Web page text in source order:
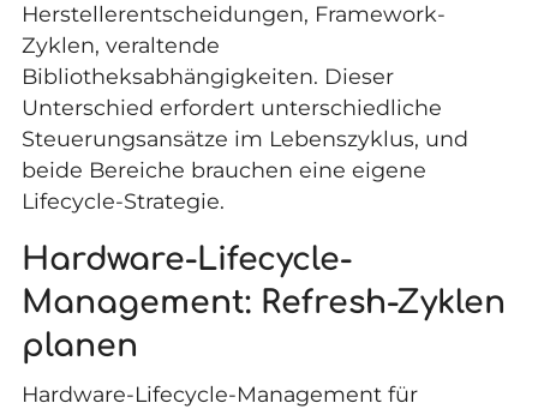
Herstellerentscheidungen, Framework-
Zyklen, veraltende
Bibliotheksabhängigkeiten. Dieser
Unterschied erfordert unterschiedliche
Steuerungsansätze im Lebenszyklus, und
beide Bereiche brauchen eine eigene
Lifecycle-Strategie.
Hardware-Lifecycle-
Management: Refresh-Zyklen
planen
Hardware-Lifecycle-Management für